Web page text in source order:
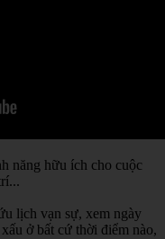
năng hữu ích cho cuộc
lịch vạn sự, xem ngày
ở bất cứ thời điểm nào,